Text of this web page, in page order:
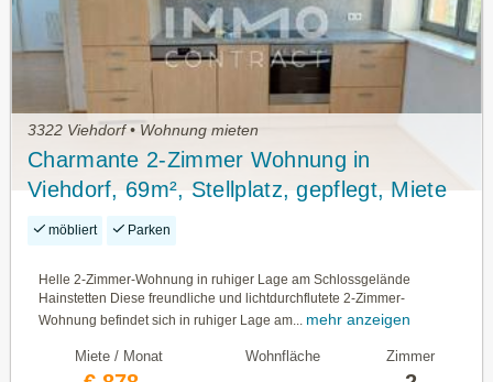
3322 Viehdorf • Wohnung mieten
Charmante 2-Zimmer Wohnung in
Viehdorf, 69m², Stellplatz, gepflegt, Miete
€877,51
möbliert Parken
Helle 2-Zimmer-Wohnung in ruhiger Lage am Schlossgelände
Hainstetten Diese freundliche und lichtdurchflutete 2-Zimmer-
Wohnung befindet sich in ruhiger Lage am...
mehr anzeigen
Miete / Monat Wohnfläche Zimmer